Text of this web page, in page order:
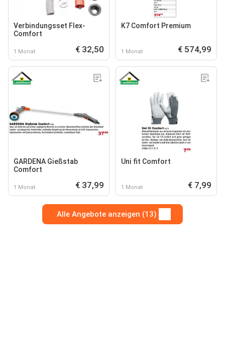
Verbindungsset Flex-
Comfort
1 Monat € 32,50
K7 Comfort Premium
1 Monat € 574,99
GARDENA Gießstab
Comfort
1 Monat € 37,99
Uni fit Comfort
1 Monat € 7,99
Alle Angebote anzeigen (13)